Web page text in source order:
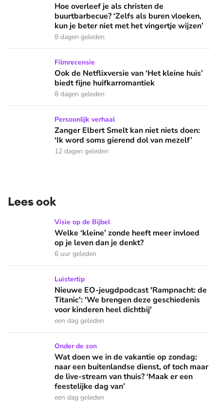
Hoe overleef je als christen de buurtbarbecue? ‘Zelfs als
Hoe overleef je als christen de
buurtbarbecue? ‘Zelfs als buren vloeken,
kun je beter niet met het vingertje wijzen’
8 dagen geleden
Ook de Netflixversie van ‘Het kleine huis’ biedt fijne
Filmrecensie
Ook de Netflixversie van ‘Het kleine huis’
biedt fijne huifkarromantiek
8 dagen geleden
Zanger Elbert Smelt kan niet niets doen: ‘Ik word soms
Persoonlijk verhaal
Zanger Elbert Smelt kan niet niets doen:
‘Ik word soms gierend dol van mezelf’
12 dagen geleden
Lees ook
Welke ‘kleine’ zonde heeft meer invloed op je leven dan je
Visie op de Bijbel
Welke ‘kleine’ zonde heeft meer invloed
op je leven dan je denkt?
6 uur geleden
Nieuwe EO-jeugdpodcast 'Rampnacht: de Titanic': 'We
Luistertip
Nieuwe EO-jeugdpodcast 'Rampnacht: de
Titanic': 'We brengen deze geschiedenis
voor kinderen heel dichtbij'
een dag geleden
Wat doen we in de vakantie op zondag: naar een
Onder de zon
Wat doen we in de vakantie op zondag:
naar een buitenlandse dienst, of toch maar
de live-stream van thuis? ‘Maak er een
feestelijke dag van’
een dag geleden